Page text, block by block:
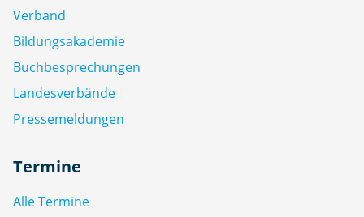
Verband
Bildungsakademie
Buchbesprechungen
Landesverbände
Pressemeldungen
Termine
Alle Termine